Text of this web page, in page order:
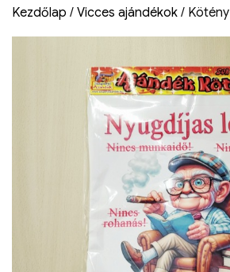
Kezdőlap / Vicces ajándékok / Kötény